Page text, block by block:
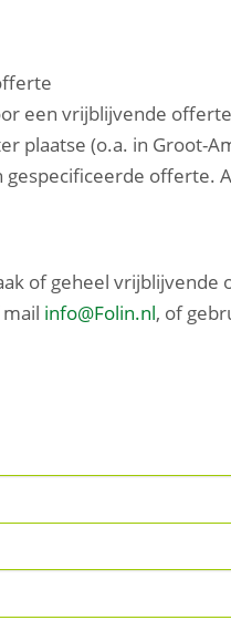
een vrijblijvende
plaatse (o.a. in Groot-
gespecificeerde offerte.
of geheel vrijblijvende
info@Folin.nl, of